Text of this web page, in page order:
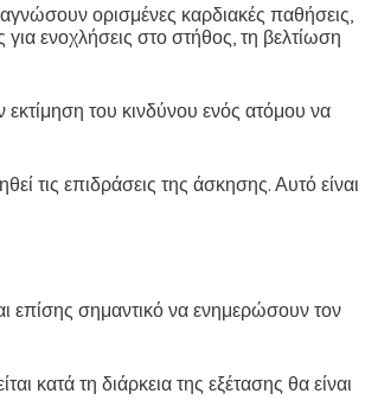
ορισμένες καρδιακές παθήσεις,
για ενοχλήσεις στο στήθος, τη βελτίωση
εκτίμηση του κινδύνου ενός ατόμου να
τις επιδράσεις της άσκησης. Αυτό είναι
επίσης σημαντικό να ενημερώσουν τον
κατά τη διάρκεια της εξέτασης θα είναι